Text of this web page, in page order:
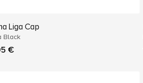
Liga Cap
Black
€